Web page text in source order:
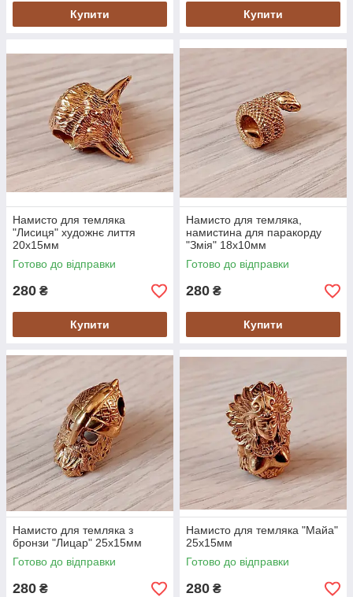
Купити Купити
Намисто для темляка
"Лисиця" художнє лиття
20х15мм
Готово до відправки
280 ₴
Купити
Намисто для темляка,
намистина для паракорду
"Змія" 18х10мм
Готово до відправки
280 ₴
Купити
Намисто для темляка з
бронзи "Лицар" 25х15мм
Готово до відправки
280 ₴
Намисто для темляка "Майа"
25х15мм
Готово до відправки
280 ₴